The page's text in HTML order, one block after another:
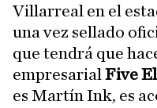
Villarreal en el
una vez sellado
que tendrá que
empresarial Five
es Martín Ink, es